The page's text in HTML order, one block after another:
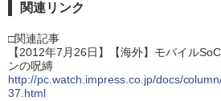
関連リンク
□関連記事
【2012年7月26日】【海外】モバイル
ンの呪縛
http://pc.watch.impress.co.jp/docs/
37.html